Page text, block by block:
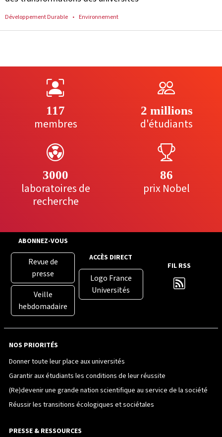
Développement Durable Environnement
117
membres
2 millions
d'étudiants
3000
laboratoires de
recherche
86
prix Nobel
ABONNEZ-VOUS
Revue de
presse
Veille
hebdomadaire
ACCÈS DIRECT
Logo France
Universités
FIL RSS
NOS PRIORITÉS
Donner toute leur place aux universités
Garantir aux étudiants les conditions de leur réussite
(Re)devenir une grande nation scientifique au service de la société
Réussir les transitions écologiques et sociétales
PRESSE & RESSOURCES